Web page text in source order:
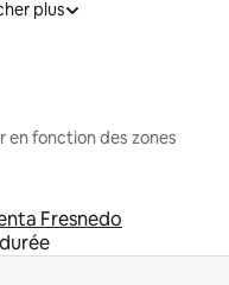
plus
en fonction des zones
Fresnedo